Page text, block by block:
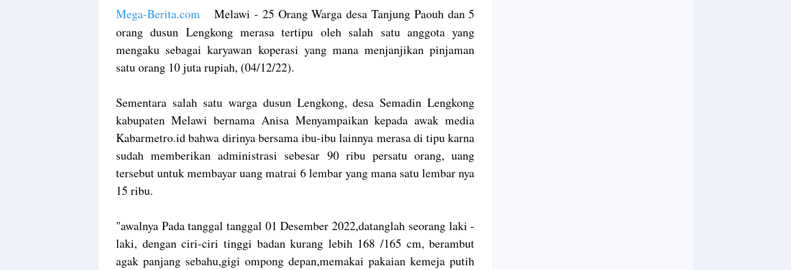
Mega-Berita.com Melawi - 25 Orang Warga desa Tanjung Paouh dan 5
orang dusun Lengkong merasa tertipu oleh salah satu anggota yang
mengaku sebagai karyawan koperasi yang mana menjanjikan pinjaman
satu orang 10 juta rupiah, (04/12/22).
Sementara salah satu warga dusun Lengkong, desa Semadin Lengkong
kabupaten Melawi bernama Anisa Menyampaikan kepada awak media
Kabarmetro.id bahwa dirinya bersama ibu-ibu lainnya merasa di tipu karna
sudah memberikan administrasi sebesar 90 ribu persatu orang, uang
tersebut untuk membayar uang matrai 6 lembar yang mana satu lembar nya
15 ribu.
"awalnya Pada tanggal tanggal 01 Desember 2022,datanglah seorang laki -
laki, dengan ciri-ciri tinggi badan kurang lebih 168 /165 cm, berambut
agak panjang sebahu,gigi ompong depan,memakai pakaian kemeja putih